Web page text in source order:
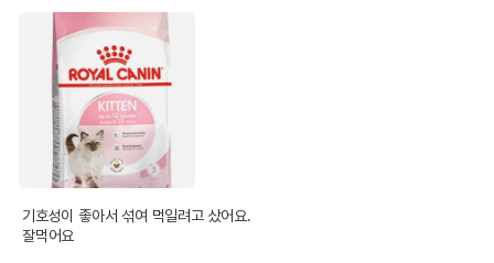
기호성이 좋아서 섞여 먹일려고 샀어요.
잘먹어요